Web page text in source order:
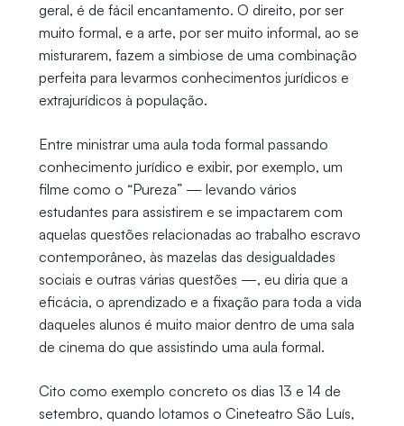
geral, é de fácil encantamento. O direito, por ser
muito formal, e a arte, por ser muito informal, ao se
misturarem, fazem a simbiose de uma combinação
perfeita para levarmos conhecimentos jurídicos e
extrajurídicos à população.
Entre ministrar uma aula toda formal passando
conhecimento jurídico e exibir, por exemplo, um
filme como o “Pureza” — levando vários
estudantes para assistirem e se impactarem com
aquelas questões relacionadas ao trabalho escravo
contemporâneo, às mazelas das desigualdades
sociais e outras várias questões —, eu diria que a
eficácia, o aprendizado e a fixação para toda a vida
daqueles alunos é muito maior dentro de uma sala
de cinema do que assistindo uma aula formal.
Cito como exemplo concreto os dias 13 e 14 de
setembro, quando lotamos o Cineteatro São Luís,